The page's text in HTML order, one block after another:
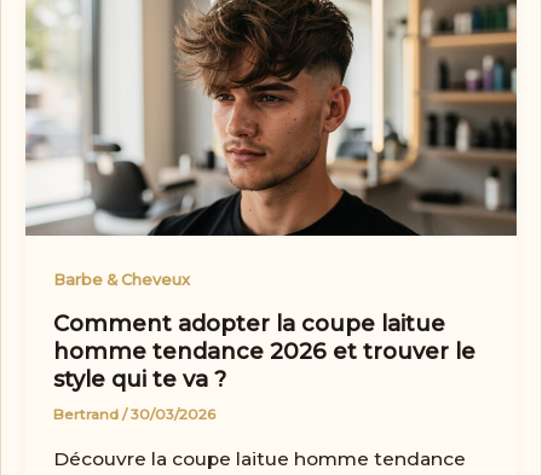
Barbe & Cheveux
Comment adopter la coupe laitue
homme tendance 2026 et trouver le
style qui te va ?
Bertrand/30/03/2026
Découvre la coupe laitue homme tendance